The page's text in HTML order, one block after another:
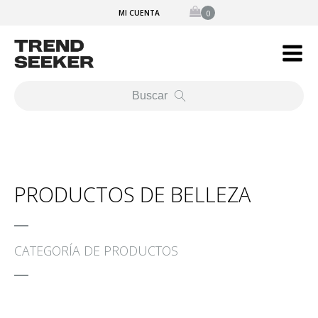
MI CUENTA
Buscar
PRODUCTOS DE BELLEZA
CATEGORÍA DE PRODUCTOS